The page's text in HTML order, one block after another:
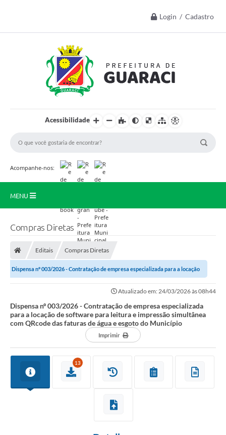
Login / Cadastro
Acessibilidade
Acompanhe-nos:
MENU
Secretarias
Audiências Públicas
Transparência
Editais
Compras Diretas
Editais Compras Diretas
Dispensa nº 003/2026 - Contratação de empresa especializada para a locação
Atualizado em: 24/03/2026 às 08h44
Dispensa nº 003/2026 - Contratação de empresa especializada
para a locação de software para leitura e impressão simultânea
com QRcode das faturas de água e esgoto do Município
Imprimir
13